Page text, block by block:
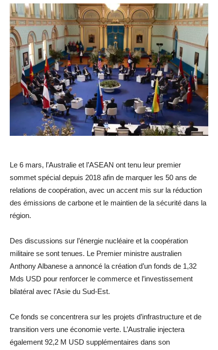
Le 6 mars, l’Australie et l’ASEAN ont tenu leur premier
sommet spécial depuis 2018 afin de marquer les 50 ans de
relations de coopération, avec un accent mis sur la réduction
des émissions de carbone et le maintien de la sécurité dans la
région.
Des discussions sur l’énergie nucléaire et la coopération
militaire se sont tenues. Le Premier ministre australien
Anthony Albanese a annoncé la création d’un fonds de 1,32
Mds USD pour renforcer le commerce et l’investissement
bilatéral avec l’Asie du Sud-Est.
Ce fonds se concentrera sur les projets d’infrastructure et de
transition vers une économie verte. L’Australie injectera
également 92,2 M USD supplémentaires dans son